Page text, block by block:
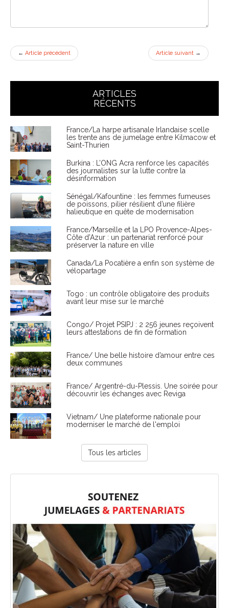
← Article précédent Article suivant →
ARTICLES
RÉCENTS
France/La harpe artisanale Irlandaise scelle
les trente ans de jumelage entre Kilmacow et
Saint-Thurien
Burkina : L’ONG Acra renforce les capacités
des journalistes sur la lutte contre la
désinformation
Sénégal/Kafountine : les femmes fumeuses
de poissons, pilier résilient d’une filière
halieutique en quête de modernisation
France/Marseille et la LPO Provence-Alpes-
Côte d'Azur : un partenariat renforcé pour
préserver la nature en ville
Canada/La Pocatière a enfin son système de
vélopartage
Togo : un contrôle obligatoire des produits
avant leur mise sur le marché
Congo/ Projet PSIPJ : 2 256 jeunes reçoivent
leurs attestations de fin de formation
France/ Une belle histoire d’amour entre ces
deux communes
France/ Argentré-du-Plessis. Une soirée pour
découvrir les échanges avec Reviga
Vietnam/ Une plateforme nationale pour
moderniser le marché de l'emploi
Tous les articles